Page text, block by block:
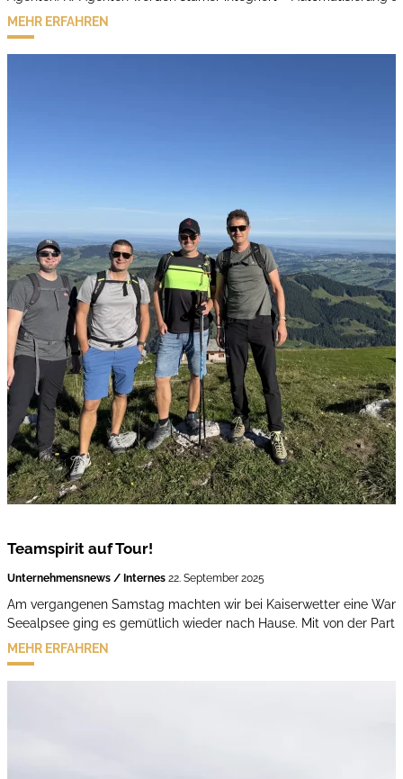
MEHR ERFAHREN
Teamspirit auf Tour!
Unternehmensnews / Internes 22. September 2025
Am vergangenen Samstag machten wir bei Kaiserwetter eine
Seealpsee ging es gemütlich wieder nach Hause. Mit von der
MEHR ERFAHREN